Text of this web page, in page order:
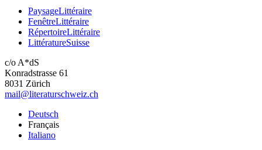
PaysageLittéraire
FenêtreLittéraire
RépertoireLittéraire
LittératureSuisse
c/o A*dS
Konradstrasse 61
8031 Zürich
mail@literaturschweiz.ch
Deutsch
Français
Italiano